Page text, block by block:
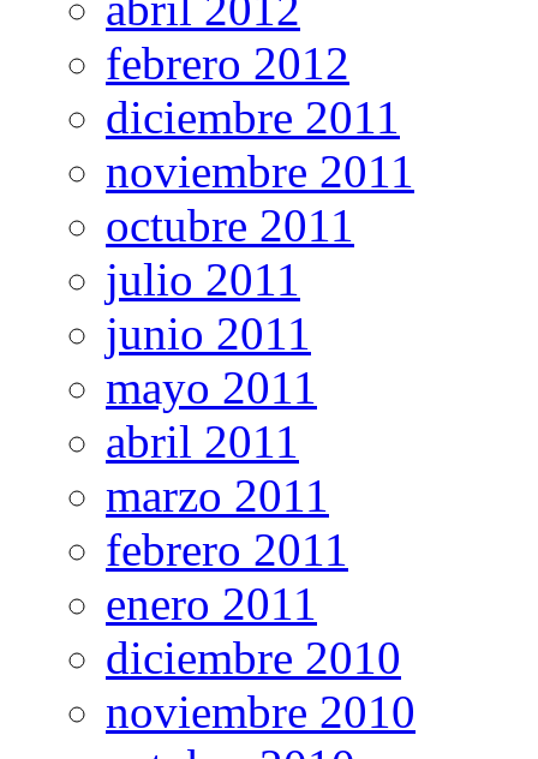
febrero 2012
diciembre 2011
noviembre 2011
octubre 2011
julio 2011
junio 2011
mayo 2011
abril 2011
marzo 2011
febrero 2011
enero 2011
diciembre 2010
noviembre 2010